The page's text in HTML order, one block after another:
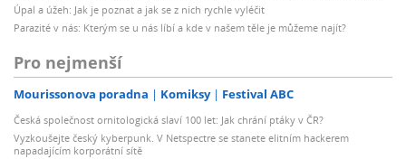
Úpal a úžeh: Jak je poznat a jak se z nich rychle vyléčit
Parazité v nás: Kterým se u nás líbí a kde v našem těle je můžeme najít?
Pro nejmenší
Mourissonova poradna Komiksy Festival ABC
Česká společnost ornitologická slaví 100 let: Jak chrání ptáky v ČR?
Vyzkoušejte český kyberpunk. V Netspectre se stanete elitním hackerem
napadajícím korporátní sítě